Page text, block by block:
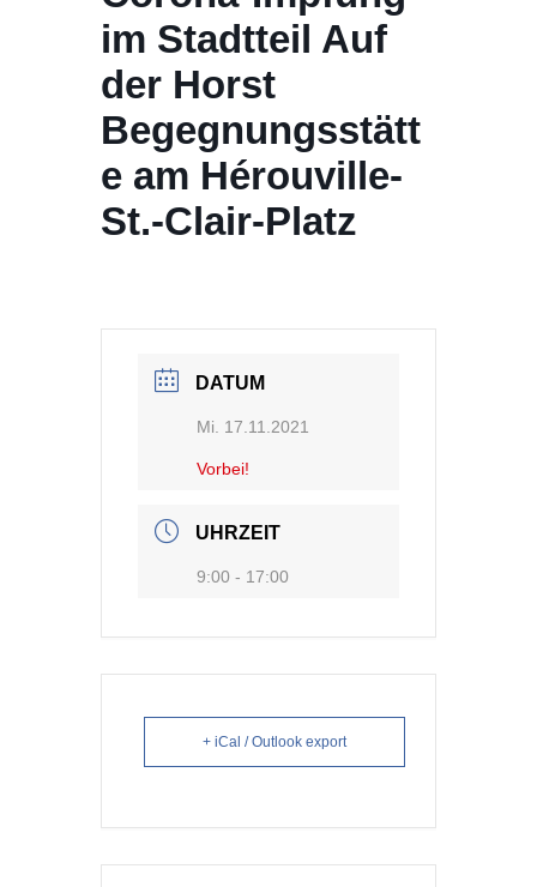
im Stadtteil Auf
der Horst
Begegnungsstätt
e am Hérouville-
St.-Clair-Platz
DATUM
Mi. 17.11.2021
Vorbei!
UHRZEIT
9:00 - 17:00
+ iCal / Outlook export